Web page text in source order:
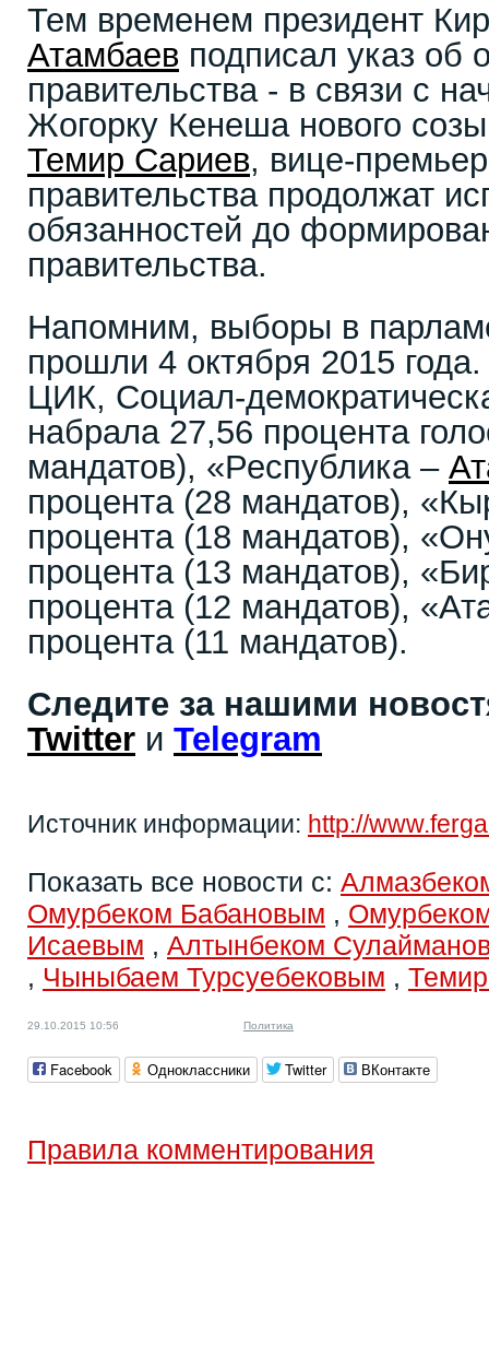
Тем временем президент
Атамбаев подписал указ об
правительства - в связи с
Жогорку Кенеша нового
Темир Сариев, вице-
правительства продолжат
обязанностей до
правительства.
Напомним, выборы в
прошли 4 октября 2015
ЦИК, Социал-
набрала 27,56 процента
мандатов), «Республика –
процента (28 мандатов),
процента (18 мандатов),
процента (13 мандатов),
процента (12 мандатов),
процента (11 мандатов).
Следите за нашими
Twitter и Telegram
Источник информации: http://
Показать все новости с:
Омурбеком Бабановым ,
Исаевым , Алтынбеком
, Чыныбаем Турсуебековым ,
29.10.2015 10:56 Политика
Facebook Одноклассники Twitter ВКонтакте
Правила комментирования